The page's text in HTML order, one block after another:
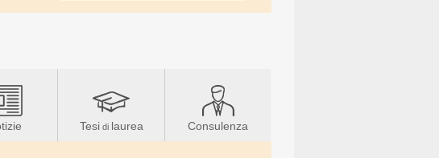
Tesidi laurea Consulenza